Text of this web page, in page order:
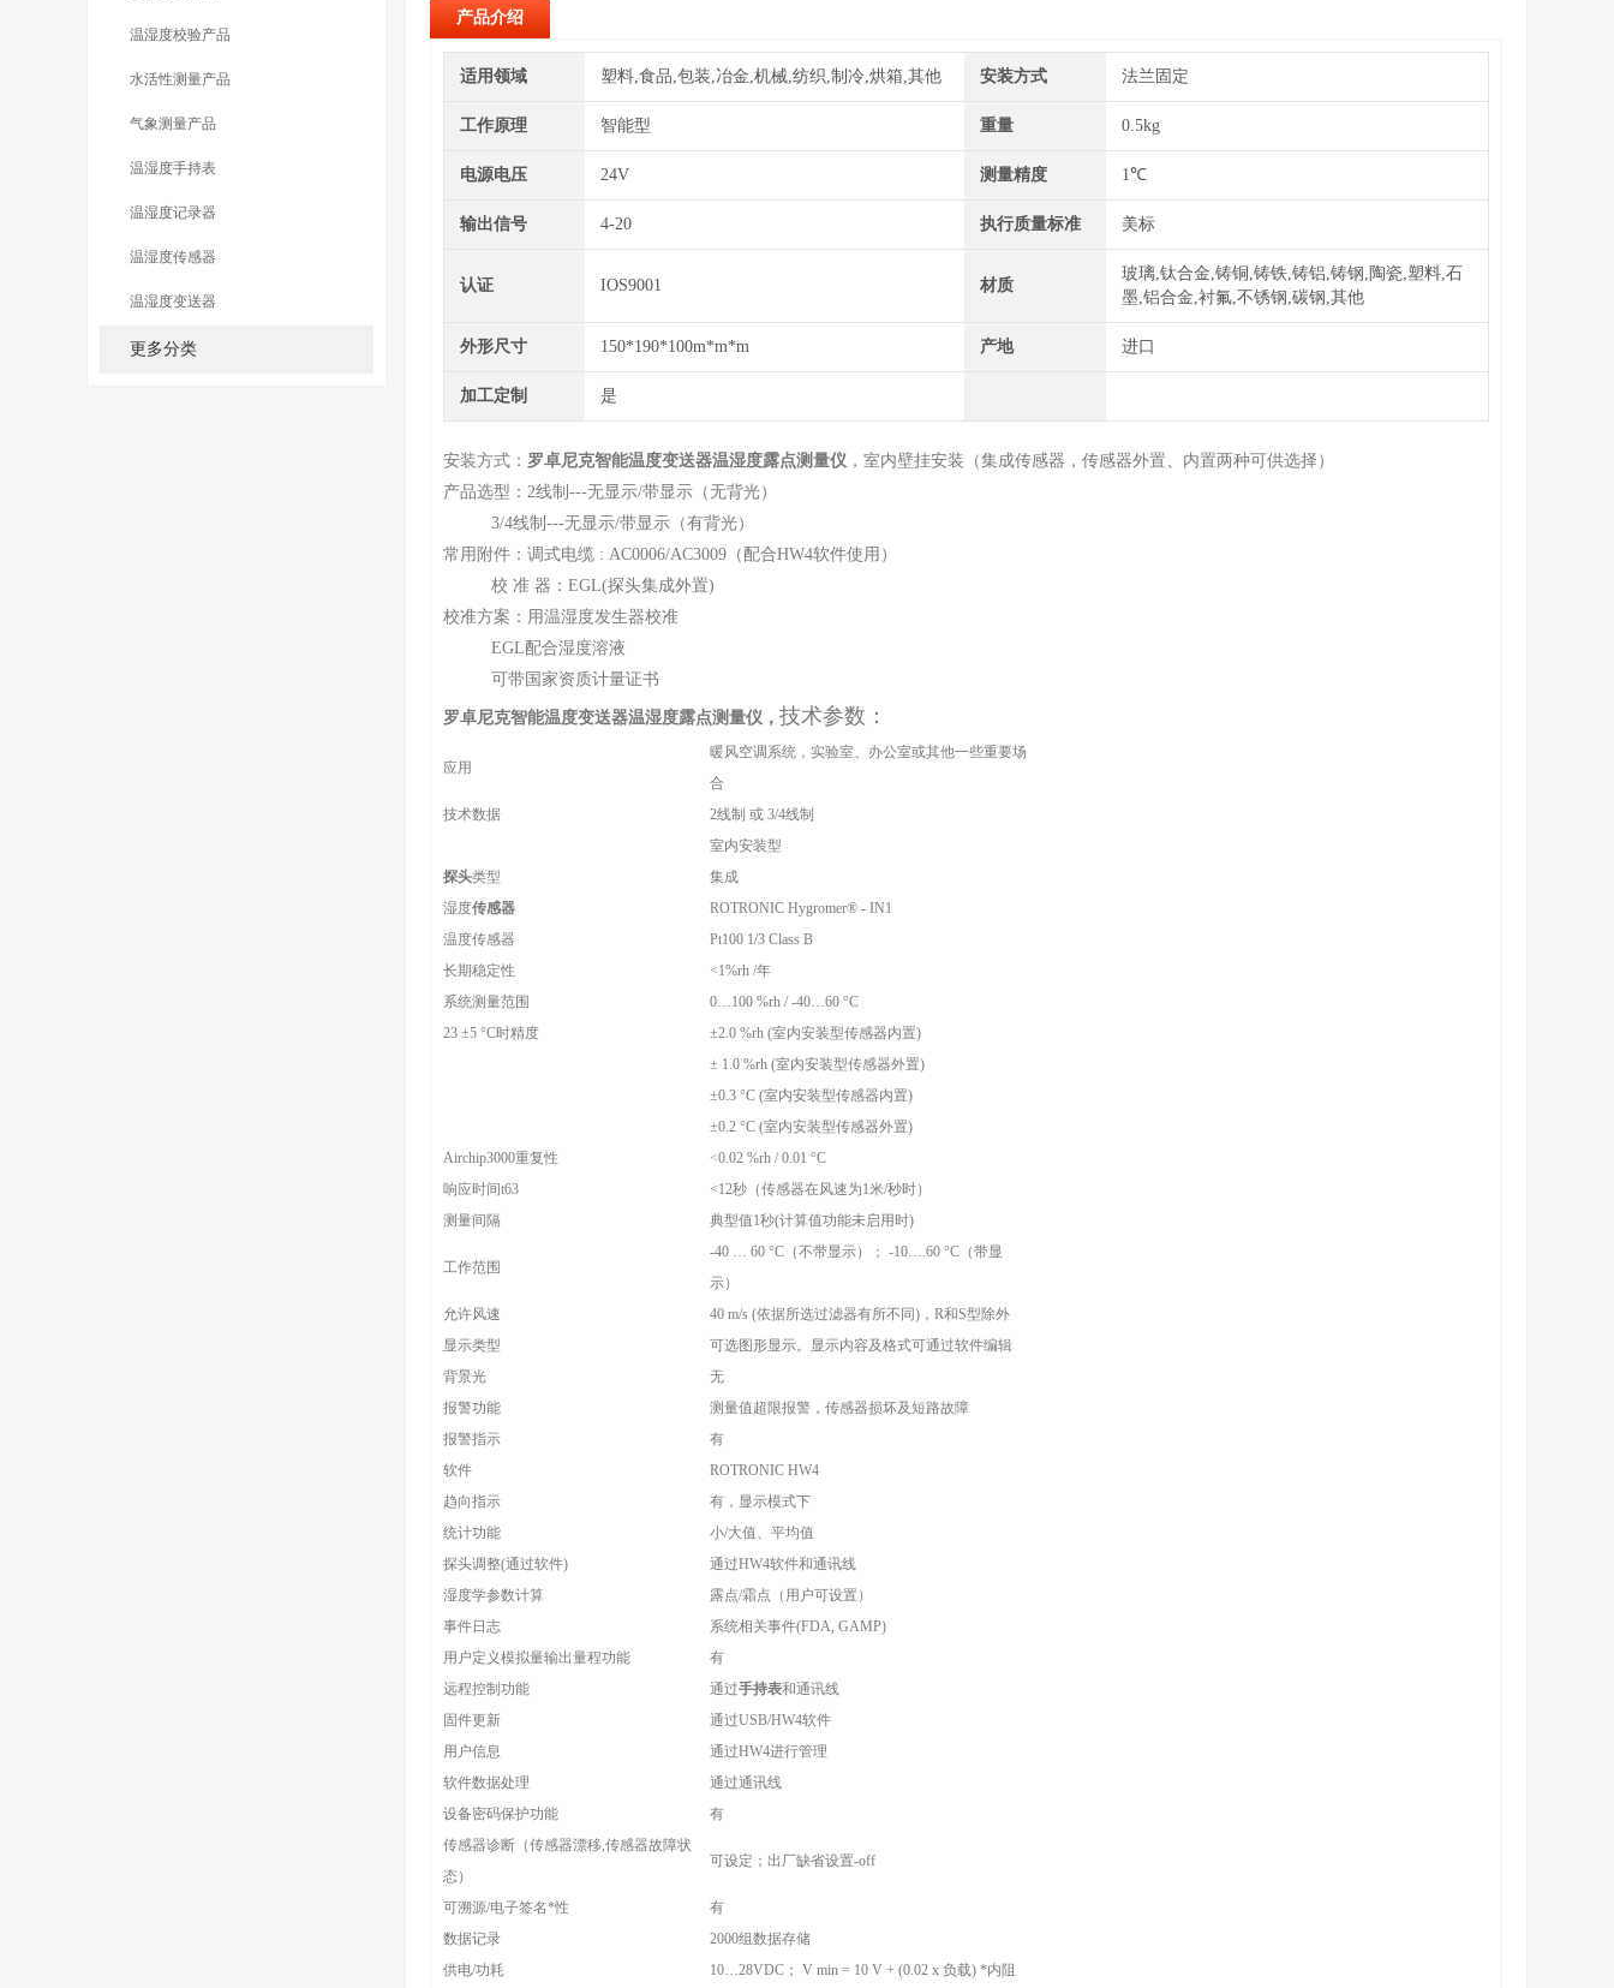
温湿度校验产品
水活性测量产品
气象测量产品
温湿度手持表
温湿度记录器
温湿度传感器
温湿度变送器
更多分类
产品介绍
适用领域 塑料,食品,包装,冶金,机械,纺织,制冷,烘箱,其他 安装方式 法兰固定
工作原理 智能型 重量 0.5kg
电源电压 24V 测量精度 1℃
输出信号 4-20 执行质量标准 美标
认证 IOS9001 材质
玻璃,钛合金,铸铜,铸铁,铸铝,铸钢,陶瓷,塑料,石
墨,铝合金,衬氟,不锈钢,碳钢,其他
外形尺寸 150*190*100m*m*m 产地 进口
加工定制 是
安装方式： 罗卓尼克智能温度变送器温湿度露点测量仪 ， 室内壁挂安装（集成传感器，传感器外置、内置两种可供选择）
产品选型：2线制---无显示/带显示（无背光）
3/4线制---无显示/带显示（有背光）
常用附件：调式电缆 : AC0006/AC3009（配合HW4软件使用）
校 准 器：EGL(探头集成外置)
校准方案：用温湿度发生器校准
EGL配合湿度溶液
可带国家资质计量证书
罗卓尼克智能温度变送器温湿度露点测量仪 ， 技术参数：
应用
暖风空调系统，实验室、办公室或其他一些重要场
合
技术数据
2线制 或 3/4线制
室内安装型
探头类型
集成
湿度传感器
ROTRONIC Hygromer® - IN1
温度传感器
Pt100 1/3 Class B
长期稳定性
<1%rh /年
系统测量范围
0…100 %rh / -40…60 °C
23 ±5 °C时精度
±2.0 %rh (室内安装型传感器内置)
± 1.0 %rh (室内安装型传感器外置)
±0.3 °C (室内安装型传感器内置)
±0.2 °C (室内安装型传感器外置)
Airchip3000重复性
<0.02 %rh / 0.01 °C
响应时间t63
<12秒（传感器在风速为1米/秒时）
测量间隔
典型值1秒(计算值功能未启用时)
工作范围
-40 … 60 °C（不带显示）； -10….60 °C（带显
示）
允许风速
40 m/s (依据所选过滤器有所不同)，R和S型除外
显示类型
可选图形显示。显示内容及格式可通过软件编辑
背景光
无
报警功能
测量值超限报警，传感器损坏及短路故障
报警指示
有
软件
ROTRONIC HW4
趋向指示
有，显示模式下
统计功能
小/大值、平均值
探头调整(通过软件)
通过HW4软件和通讯线
湿度学参数计算
露点/霜点（用户可设置）
事件日志
系统相关事件(FDA, GAMP)
用户定义模拟量输出量程功能
有
远程控制功能
通过手持表和通讯线
固件更新
通过USB/HW4软件
用户信息
通过HW4进行管理
软件数据处理
通过通讯线
设备密码保护功能
有
传感器诊断（传感器漂移,传感器故障状
态）
可设定；出厂缺省设置-off
可溯源/电子签名*性
有
数据记录
2000组数据存储
供电/功耗
10…28VDC； V min = 10 V + (0.02 x 负载) *内阻